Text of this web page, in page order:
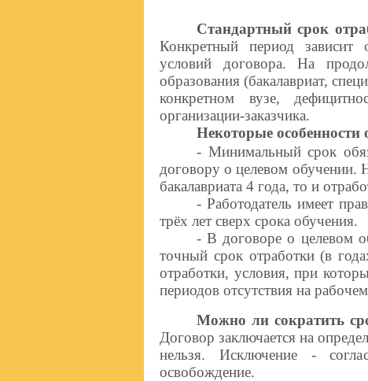
Стандартный срок
Конкретный период зависит
условий договора. На
образования (бакалавриат,
конкретном вузе,
организации-заказчика.
Некоторые особенности
- Минимальный срок
договору о целевом обучении.
бакалавриата 4 года, то и
- Работодатель имеет
трёх лет сверх срока обучения.
- В договоре о целевом
точный срок отработки (в
отработки, условия, при
периодов отсутствия на
Можно ли сократить
Договор заключается на
нельзя. Исключение -
освобождение.